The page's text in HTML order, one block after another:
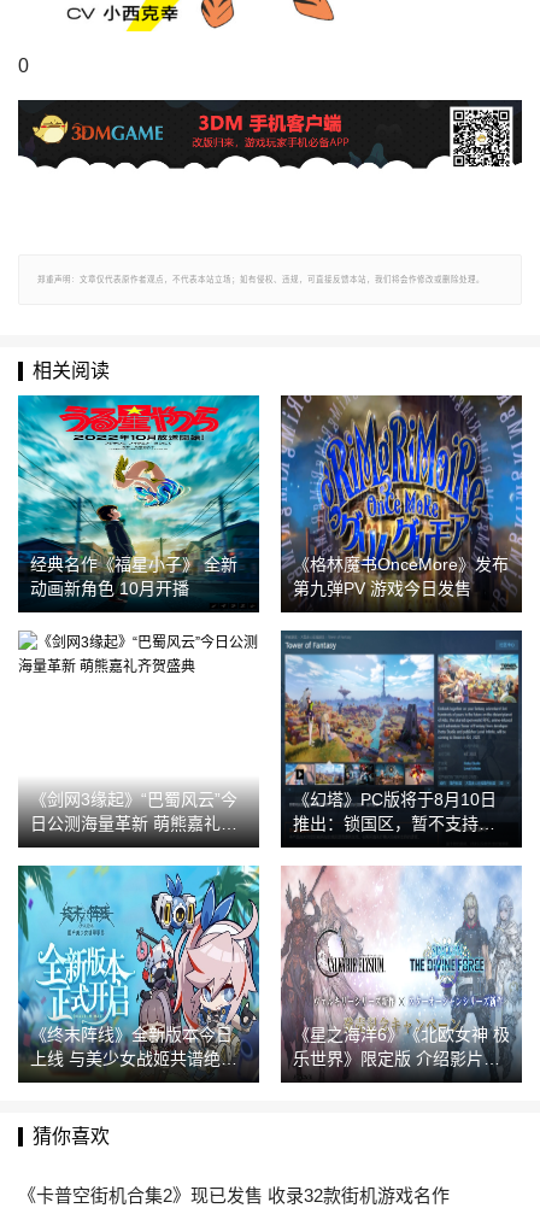
0
郑重声明：文章仅代表原作者观点，不代表本站立场；如有侵权、违规，可直接反馈本站，我们将会作修改或删除处理。
相关阅读
经典名作《福星小子》 全新
动画新角色 10月开播
《格林魔书OnceMore》发布
第九弹PV 游戏今日发售
《剑网3缘起》“巴蜀风云”今
日公测海量革新 萌熊嘉礼齐
贺盛典
《幻塔》PC版将于8月10日
推出：锁国区，暂不支持中
文
《终末阵线》全新版本今日
上线 与美少女战姬共谱绝美
诗篇！
《星之海洋6》《北欧女神 极
乐世界》限定版 介绍影片公
布
猜你喜欢
《卡普空街机合集2》现已发售 收录32款街机游戏名作